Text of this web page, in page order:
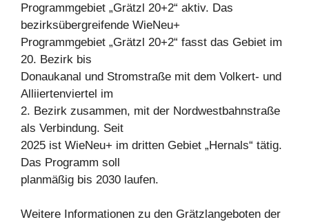
Programmgebiet „Grätzl 20+2“ aktiv. Das
bezirksübergreifende WieNeu+
Programmgebiet „Grätzl 20+2“ fasst das Gebiet im
20. Bezirk bis
Donaukanal und Stromstraße mit dem Volkert- und
Alliiertenviertel im
2. Bezirk zusammen, mit der Nordwestbahnstraße
als Verbindung. Seit
2025 ist WieNeu+ im dritten Gebiet „Hernals“ tätig.
Das Programm soll
planmäßig bis 2030 laufen.
Weitere Informationen zu den Grätzlangeboten der